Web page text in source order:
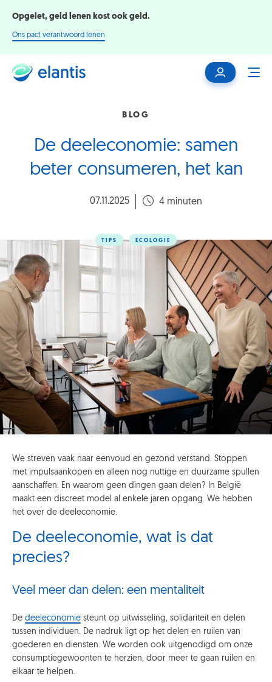
Opgelet, geld lenen kost ook geld.
Ons pact verantwoord lenen
Mijn
klantenzone
BLOG
De deeleconomie: samen
beter consumeren, het kan
07.11.2025 4 minuten
TIPS ECOLOGIE
We streven vaak naar eenvoud en gezond verstand. Stoppen
met impulsaankopen en alleen nog nuttige en duurzame spullen
aanschaffen. En waarom geen dingen gaan delen? In België
maakt een discreet model al enkele jaren opgang. We hebben
het over de deeleconomie.
De deeleconomie, wat is dat
precies?
Veel meer dan delen: een mentaliteit
De deeleconomie steunt op uitwisseling, solidariteit en delen
tussen individuen. De nadruk ligt op het delen en ruilen van
goederen en diensten. We worden ook uitgenodigd om onze
consumptiegewoonten te herzien, door meer te gaan ruilen en
elkaar te helpen.